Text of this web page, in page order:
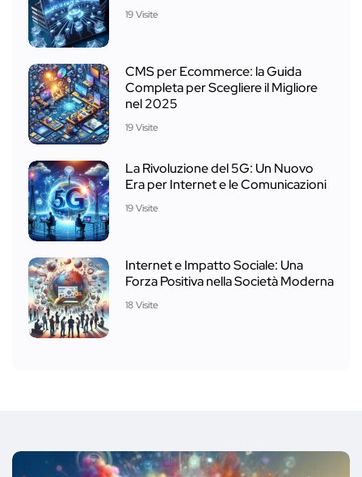
19 Visite
CMS per Ecommerce: la Guida
Completa per Scegliere il Migliore
nel 2025
19 Visite
La Rivoluzione del 5G: Un Nuovo
Era per Internet e le Comunicazioni
19 Visite
Internet e Impatto Sociale: Una
Forza Positiva nella Società Moderna
18 Visite